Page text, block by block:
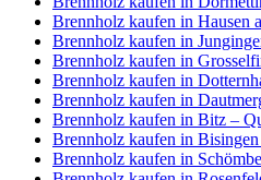
Brennholz kaufen in Hausen
Brennholz kaufen in
Brennholz kaufen in
Brennholz kaufen in
Brennholz kaufen in
Brennholz kaufen in Bitz –
Brennholz kaufen in
Brennholz kaufen in